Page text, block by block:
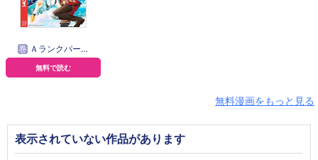
巻 Ａランクパーティを離脱した俺は、元教え子たちと迷宮深部を目指す。
無料で読む
無料漫画をもっと見る
表示されていない作品があります